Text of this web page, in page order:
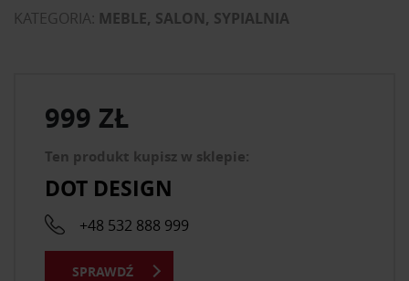
KATEGORIA: MEBLE, SALON, SYPIALNIA
999 ZŁ
Ten produkt kupisz w sklepie:
DOT DESIGN
+48 532 888 999
SPRAWDŹ